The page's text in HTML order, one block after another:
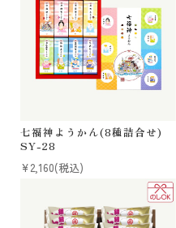
七福神ようかん(8種詰合せ)
SY-28
¥2,160(税込)